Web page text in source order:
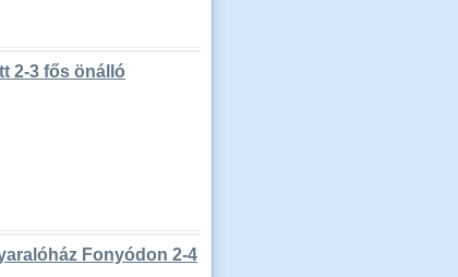
2-3 fős önálló
Fonyódon 2-4